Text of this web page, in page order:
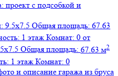
9.5х7.5 Общая площадь: 67.63
1 этаж Комнат: 0 от
Общая площадь: 67.63 м2
1 этаж Комнат: 0